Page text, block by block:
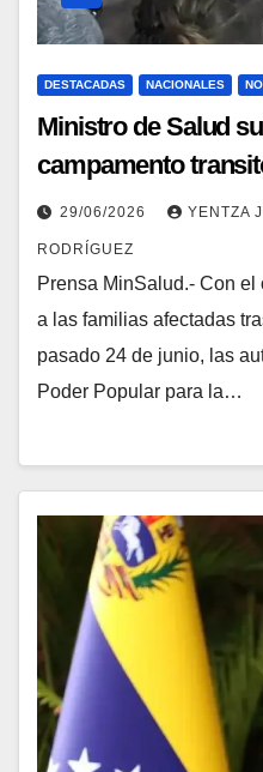
DESTACADAS NACIONALES
Ministro de Salud
campamento
Estadal La Guaira
29/06/2026 YENTZA
RODRÍGUEZ
Prensa MinSalud.- Con
a las familias afectadas
pasado 24 de junio, las
Poder Popular para la…